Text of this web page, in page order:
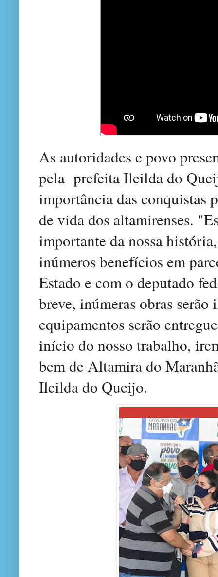
As autoridades e povo
pela prefeita Ileilda do
importância das conquistas
de vida dos altamirenses.
importante da nossa
inúmeros benefícios em
Estado e com o deputado
breve, inúmeras obras serão
equipamentos serão
início do nosso trabalho,
bem de Altamira do
Ileilda do Queijo.